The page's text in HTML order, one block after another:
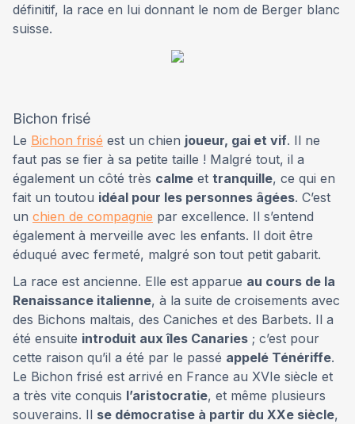
définitif, la race en lui donnant le nom de Berger blanc
suisse.
Bichon frisé
Le Bichon frisé est un chien joueur, gai et vif. Il ne
faut pas se fier à sa petite taille ! Malgré tout, il a
également un côté très calme et tranquille, ce qui en
fait un toutou idéal pour les personnes âgées. C’est
un chien de compagnie par excellence. Il s’entend
également à merveille avec les enfants. Il doit être
éduqué avec fermeté, malgré son tout petit gabarit.
La race est ancienne. Elle est apparue au cours de la
Renaissance italienne, à la suite de croisements avec
des Bichons maltais, des Caniches et des Barbets. Il a
été ensuite introduit aux îles Canaries ; c’est pour
cette raison qu’il a été par le passé appelé Ténériffe.
Le Bichon frisé est arrivé en France au XVIe siècle et
a très vite conquis l’aristocratie, et même plusieurs
souverains. Il se démocratise à partir du XXe siècle,